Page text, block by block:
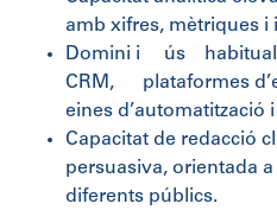
amb xifres, mètriques i
Domini i ús
CRM, plataformes
eines d’automatització i
Capacitat de redacció
persuasiva, orientada
diferents públics.